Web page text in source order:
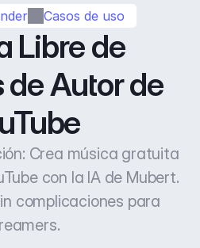
Casos de uso
Libre de
de Autor de
Crea música gratuita
con la IA de Mubert.
complicaciones para